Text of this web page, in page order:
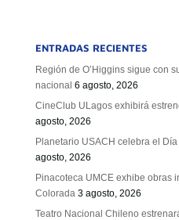
ENTRADAS RECIENTES
Región de O’Higgins sigue con
nacional 6 agosto, 2026
CineClub ULagos exhibirá
agosto, 2026
Planetario USACH celebra el
agosto, 2026
Pinacoteca UMCE exhibe obras
Colorada 3 agosto, 2026
Teatro Nacional Chileno